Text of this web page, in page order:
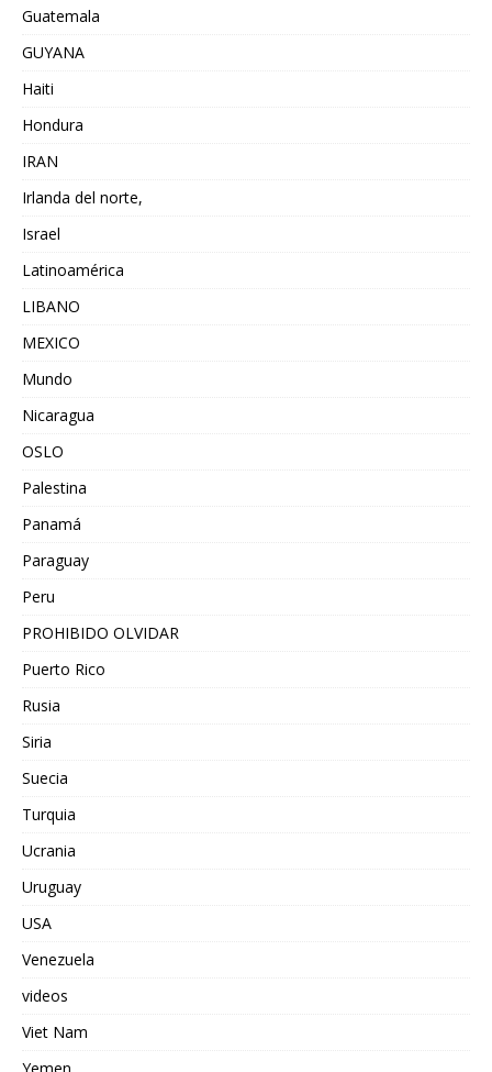
Guatemala
GUYANA
Haiti
Hondura
IRAN
Irlanda del norte,
Israel
Latinoamérica
LIBANO
MEXICO
Mundo
Nicaragua
OSLO
Palestina
Panamá
Paraguay
Peru
PROHIBIDO OLVIDAR
Puerto Rico
Rusia
Siria
Suecia
Turquia
Ucrania
Uruguay
USA
Venezuela
videos
Viet Nam